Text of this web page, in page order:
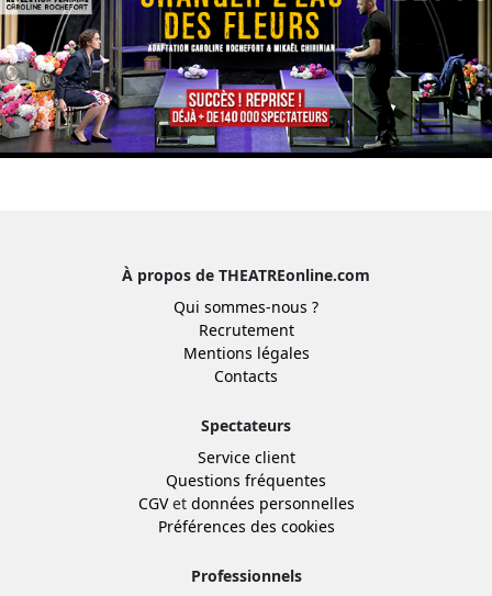
À propos de THEATREonline.com
Qui sommes-nous ?
Recrutement
Mentions légales
Contacts
Spectateurs
Service client
Questions fréquentes
CGVet données personnelles
Préférences des cookies
Professionnels